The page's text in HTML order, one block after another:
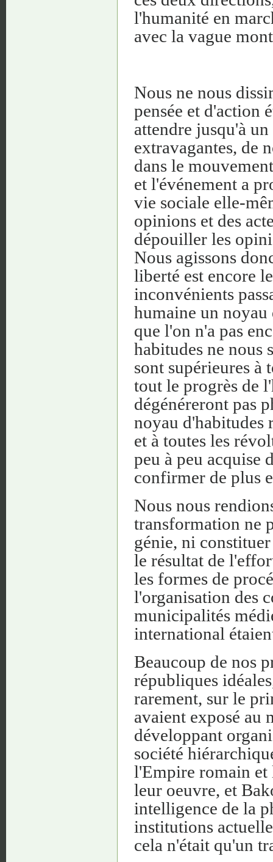
l'humanité en
avec la vague
Nous ne nous
pensée et d'action
attendre jusqu'à
extravagantes, de
dans le
et l'événement a
vie sociale elle-
opinions et des
dépouiller les
Nous agissons
liberté est encore
inconvénients
humaine un noyau
que l'on n'a pas
habitudes ne nous
sont supérieures à
tout le progrès de
dégénéreront pas
noyau d'habitudes
et à toutes les
peu à peu acquise
confirmer de plus
Nous nous
transformation ne
génie, ni
le résultat de
les formes de
l'organisation des
municipalités
international
Beaucoup de nos
républiques
rarement, sur le
avaient exposé au
développant
société
l'Empire romain et
leur oeuvre, et
intelligence de la
institutions
cela n'était qu'un